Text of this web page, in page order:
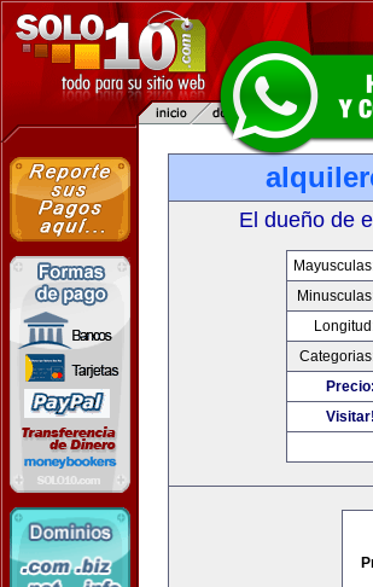
El dueño de
Precio:
Visitar!